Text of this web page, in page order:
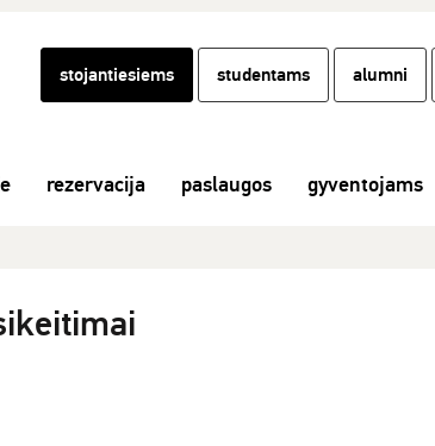
stojantiesiems studentams alumni
rezervacija paslaugos gyventojams